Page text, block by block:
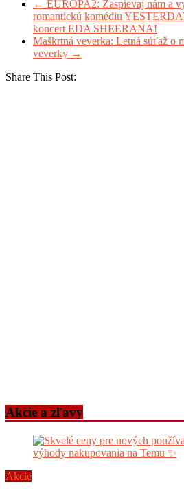
← EUROPA2: Zaspievaj nám a
romantickú komédiu
koncert EDA SHEERANA!
Maškrtná veverka: Letná súťaž o
veverky →
Share This Post:
Akcie a zľavy
Akcie